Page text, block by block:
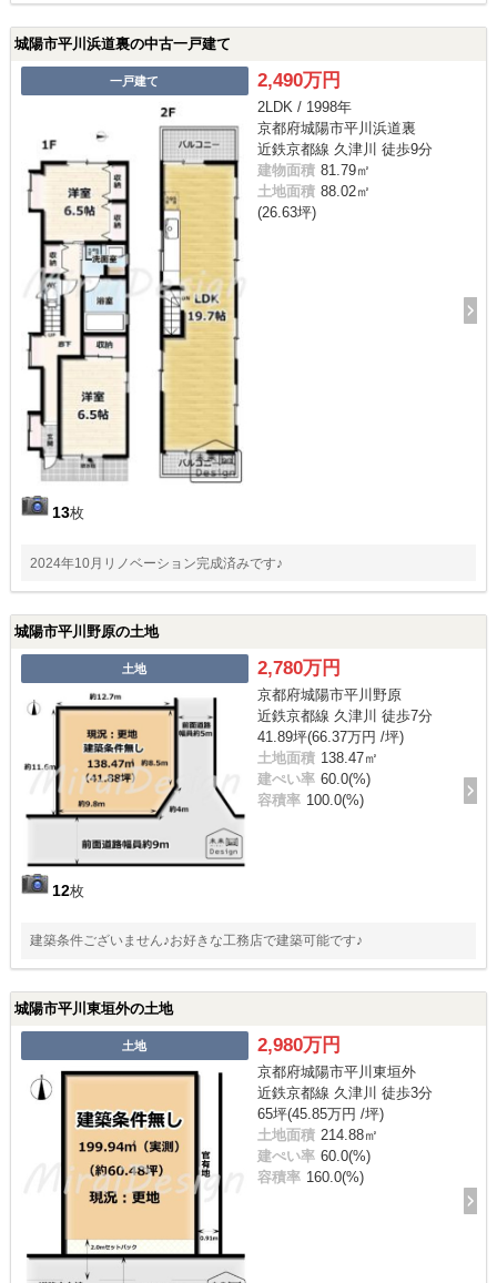
城陽市平川浜道裏の中古一戸建て
一戸建て
13枚
2,490万円
2LDK / 1998年
京都府城陽市平川浜道裏
近鉄京都線 久津川 徒歩9分
建物面積 81.79㎡
土地面積 88.02㎡
(26.63坪)
2024年10月リノベーション完成済みです♪
城陽市平川野原の土地
土地
12枚
2,780万円
京都府城陽市平川野原
近鉄京都線 久津川 徒歩7分
41.89坪(66.37万円 /坪)
土地面積 138.47㎡
建ぺい率 60.0(%)
容積率 100.0(%)
建築条件ございません♪お好きな工務店で建築可能です♪
城陽市平川東垣外の土地
土地 2,980万円
京都府城陽市平川東垣外
近鉄京都線 久津川 徒歩3分
65坪(45.85万円 /坪)
土地面積 214.88㎡
建ぺい率 60.0(%)
容積率 160.0(%)